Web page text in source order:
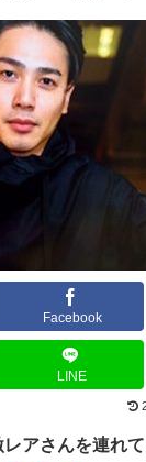
Facebook
LINE
レアさんを連れて